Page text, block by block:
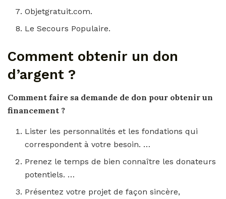
Objetgratuit.com.
Le Secours Populaire.
Comment obtenir un don
d’argent ?
Comment faire sa demande de don pour obtenir un
financement ?
Lister les personnalités et les fondations qui
correspondent à votre besoin. …
Prenez le temps de bien connaître les donateurs
potentiels. …
Présentez votre projet de façon sincère,